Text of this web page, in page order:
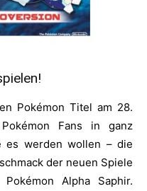
Pokémon Titel am 28.
Fans in ganz
es werden wollen – die
der neuen Spiele
Alpha Saphir.